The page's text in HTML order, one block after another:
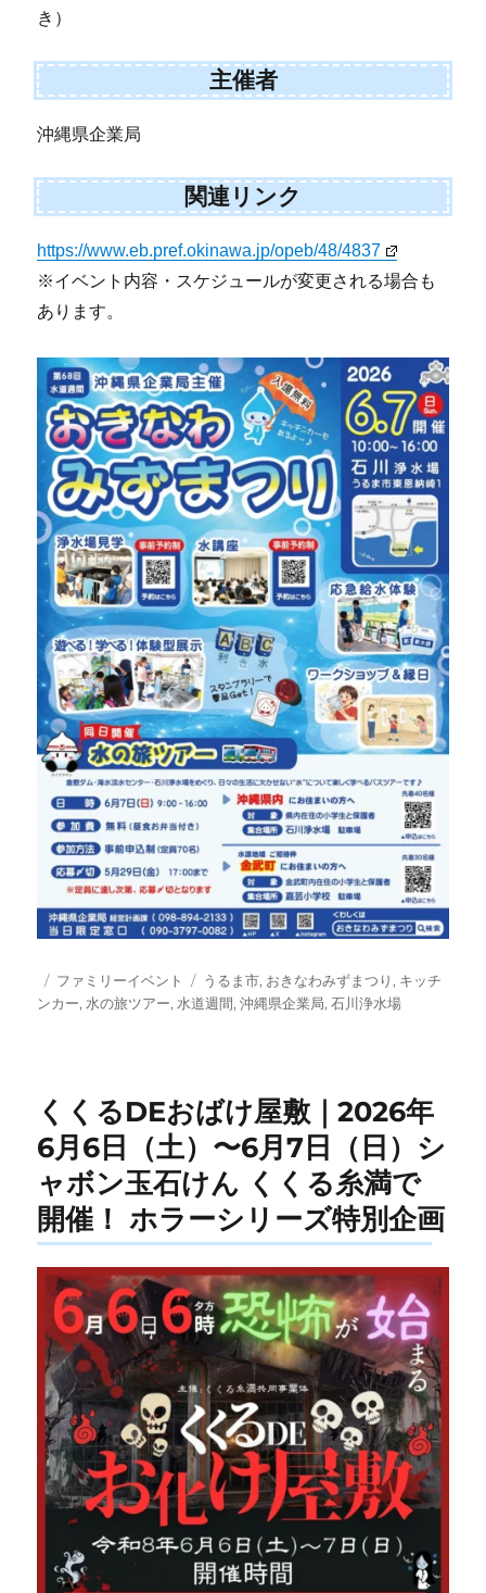
き）
主催者
沖縄県企業局
関連リンク
https://www.eb.pref.okinawa.jp/opeb/48/4837
※イベント内容・スケジュールが変更される場合も
あります。
投
稿
カ
テ
ファミリーイベント
タ
グ
うるま市, おきなわみずまつり, キッチ
ンカー,水の旅ツアー,水道週間,沖縄県企業局,石川浄水場
くくるDEおばけ屋敷｜2026年
6月6日（土）〜6月7日（日）シ
ャボン玉石けん くくる糸満で
開催！ ホラーシリーズ特別企画